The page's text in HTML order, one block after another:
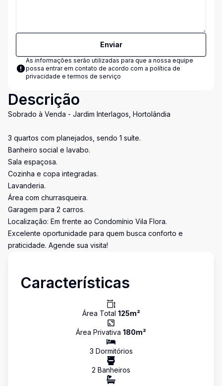
Enviar
As informações serão utilizadas para que a nossa equipe
possa entrar em contato de acordo com a política de
privacidade e termos de serviço
Descrição
Sobrado à Venda - Jardim Interlagos, Hortolândia
3 quartos com planejados, sendo 1 suíte.
Banheiro social e lavabo.
Sala espaçosa.
Cozinha e copa integradas.
Lavanderia.
Área com churrasqueira.
Garagem para 2 carros.
Localização: Em frente ao Condomínio Vila Flora.
Excelente oportunidade para quem busca conforto e
praticidade. Agende sua visita!
Características
Área Total 125m²
Área Privativa 180m²
3 Dormitórios
2 Banheiros